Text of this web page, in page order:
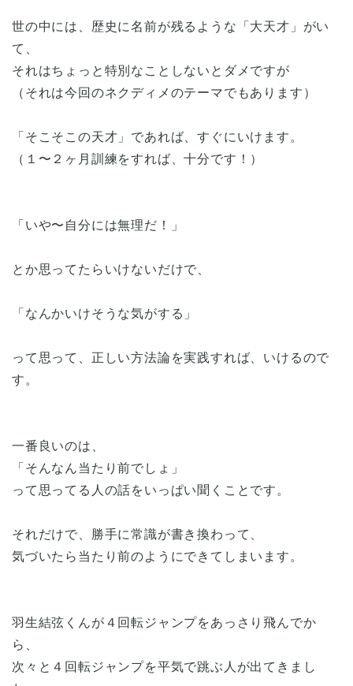
世の中には、歴史に名前が残るような「大天才」がい
て、
それはちょっと特別なことしないとダメですが
（それは今回のネクディメのテーマでもあります）
「そこそこの天才」であれば、すぐにいけます。
（１〜２ヶ月訓練をすれば、十分です！）
「いや〜自分には無理だ！」
とか思ってたらいけないだけで、
「なんかいけそうな気がする」
って思って、正しい方法論を実践すれば、いけるので
す。
一番良いのは、
「そんなん当たり前でしょ」
って思ってる人の話をいっぱい聞くことです。
それだけで、勝手に常識が書き換わって、
気づいたら当たり前のようにできてしまいます。
羽生結弦くんが４回転ジャンプをあっさり飛んでか
ら、
次々と４回転ジャンプを平気で跳ぶ人が出てきまし